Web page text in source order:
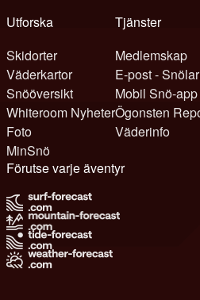
Utforska
Skidorter
Väderkartor
Snööversikt
Whiteroom Nyheter
Foto
MinSnö
Tjänster
Medlemskap
E-post -
Mobil Snö-app
Ögonsten
Väderinfo
Förutse varje äventyr